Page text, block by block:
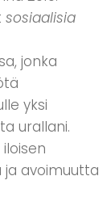
sosiaalisia
jonka
yksi
urallani.
avoimuutta